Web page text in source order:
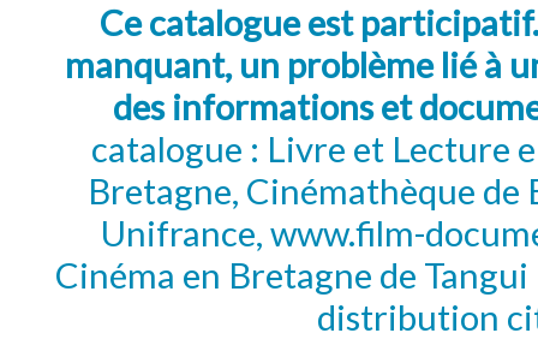
Ce catalogue est
manquant, un problème lié à
des informations et
catalogue : Livre et Lecture
Bretagne, Cinémathèque de
Unifrance, www.film-
Cinéma en Bretagne de
distribution